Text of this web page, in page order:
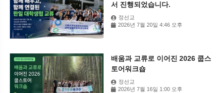
서 진행되었습니다.
정선교
2026년 7월 20일 4:46 오후
배움과 교류로 이어진 2026 쿱스
토어워크숍
정선교
2026년 7월 16일 1:00 오후